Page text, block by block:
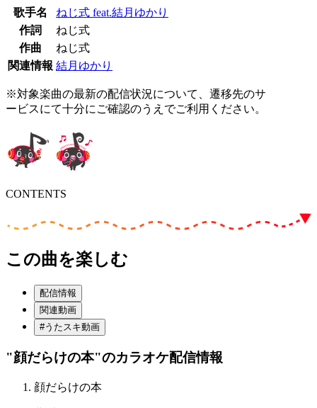
歌手名
ねじ式 feat.結月ゆかり
作詞
ねじ式
作曲
ねじ式
関連情報 結月ゆかり
※対象楽曲の最新の配信状況について、遷移先のサ
ービスにて十分にご確認のうえでご利用ください。
CONTENTS
この曲を楽しむ
配信情報
関連動画
#うたスキ動画
"顔だらけの本"のカラオケ配信情報
顔だらけの本